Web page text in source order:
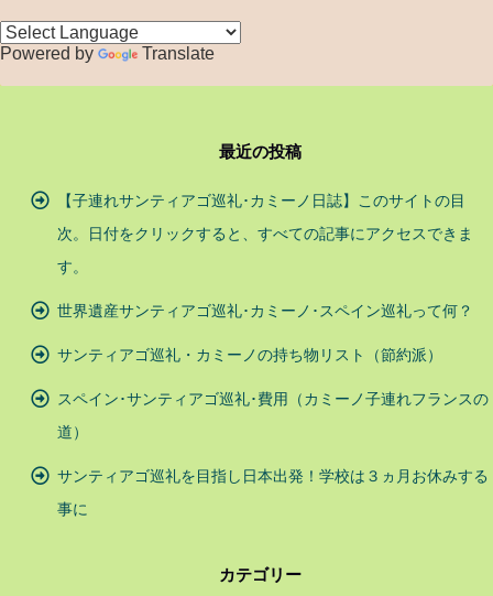
Powered by Translate
最近の投稿
【子連れサンティアゴ巡礼･カミーノ日誌】このサイトの目
次。日付をクリックすると、すべての記事にアクセスできま
す。
世界遺産サンティアゴ巡礼･カミーノ･スペイン巡礼って何？
サンティアゴ巡礼・カミーノの持ち物リスト（節約派）
スペイン･サンティアゴ巡礼･費用（カミーノ子連れフランスの
道）
サンティアゴ巡礼を目指し日本出発！学校は３ヵ月お休みする
事に
カテゴリー